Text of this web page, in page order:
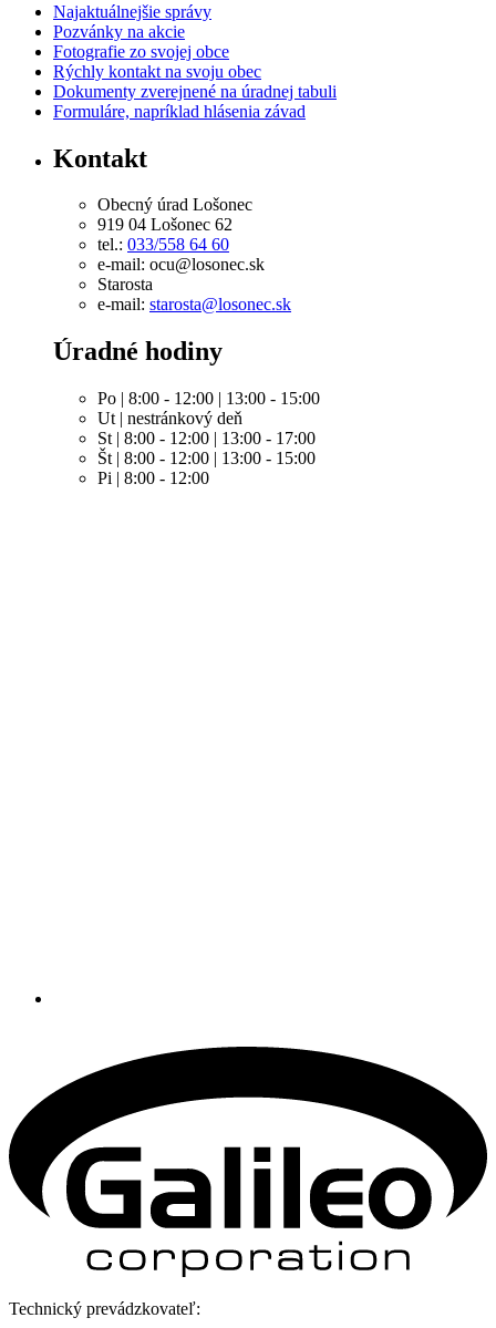
Najaktuálnejšie správy
Pozvánky na akcie
Fotografie zo svojej obce
Rýchly kontakt na svoju obec
Dokumenty zverejnené na úradnej tabuli
Formuláre, napríklad hlásenia závad
Kontakt
Obecný úrad Lošonec
919 04 Lošonec 62
tel.: 033/558 64 60
e-mail: ocu@losonec.sk
Starosta
e-mail: starosta@losonec.sk
Úradné hodiny
Po | 8:00 - 12:00 | 13:00 - 15:00
Ut | nestránkový deň
St | 8:00 - 12:00 | 13:00 - 17:00
Št | 8:00 - 12:00 | 13:00 - 15:00
Pi | 8:00 - 12:00
Technický prevádzkovateľ: